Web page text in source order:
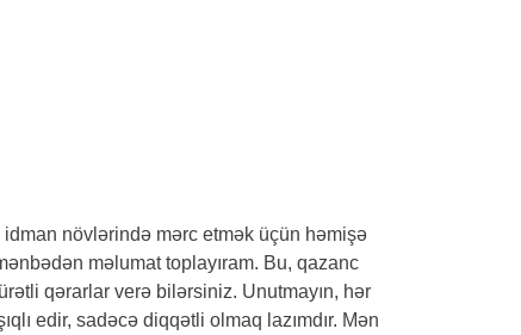
növlərində mərc etmək üçün həmişə
məlumat toplayıram. Bu, qazanc
qərarlar verə bilərsiniz. Unutmayın, hər
edir, sadəcə diqqətli olmaq lazımdır. Mən